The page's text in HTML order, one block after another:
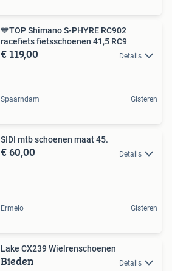
💙TOP Shimano S-PHYRE RC902
racefiets fietsschoenen 41,5 RC9
€ 119,00 Details
Spaarndam Gisteren
SIDI mtb schoenen maat 45.
€ 60,00 Details
Ermelo Gisteren
Lake CX239 Wielrenschoenen
Bieden Details